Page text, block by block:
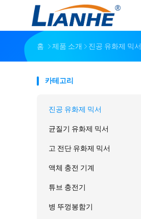
홈 제품 소개 진공 유화제 믹서
카테고리
진공 유화제 믹서
균질기 유화제 믹서
고 전단 유화제 믹서
액체 충전 기계
튜브 충전기
병 뚜껑봉함기